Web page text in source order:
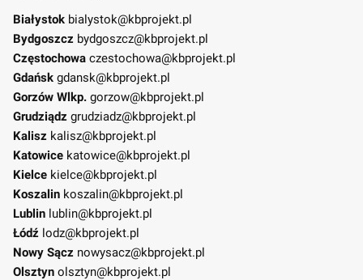
Białystok bialystok@kbprojekt.pl
Bydgoszcz bydgoszcz@kbprojekt.pl
Częstochowa czestochowa@kbprojekt.pl
Gdańsk gdansk@kbprojekt.pl
Gorzów Wlkp. gorzow@kbprojekt.pl
Grudziądz grudziadz@kbprojekt.pl
Kalisz kalisz@kbprojekt.pl
Katowice katowice@kbprojekt.pl
Kielce kielce@kbprojekt.pl
Koszalin koszalin@kbprojekt.pl
Lublin lublin@kbprojekt.pl
Łódź lodz@kbprojekt.pl
Nowy Sącz nowysacz@kbprojekt.pl
Olsztyn olsztyn@kbprojekt.pl